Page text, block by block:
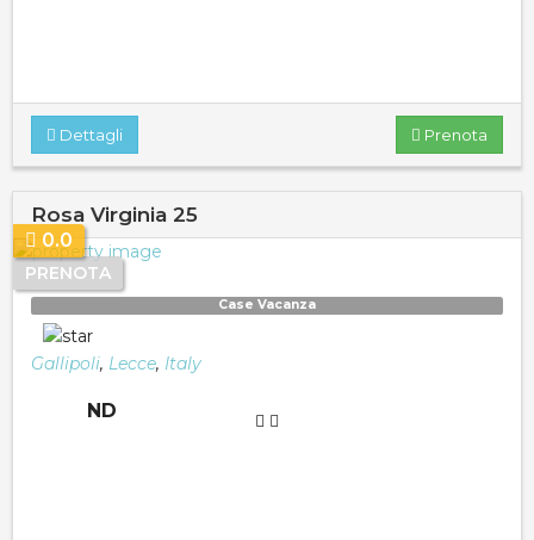
Prenota
Dettagli
Rosa Virginia 25
PRENOTA
0.0
Case Vacanza
Gallipoli, Lecce, Italy
ND